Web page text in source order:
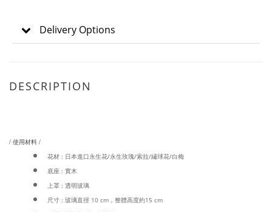
Delivery Options
DESCRIPTION
/ 使用材料 /
花材 : 日本進口永生花/永生玫瑰/索拉/繡球花/白梅
底座 : 實木
上罩 : 透明玻璃
尺寸 : 玻璃直徑 10 cm，整體高度約15 cm